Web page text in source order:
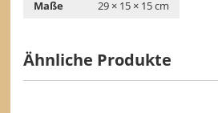
Maße
29 × 15 × 15 cm
Ähnliche Produkte